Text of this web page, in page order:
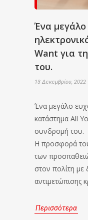
Ένα
Want για
του.
13 Δεκεμβρίου, 2022
Ένα μεγάλο
κατάστημα All
συνδρομή του.
Η προσφορά
των
στον πολίτη με
αντιμετώπισης
Περισσότερα